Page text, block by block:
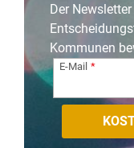
Der
Kommunen
E-Mail